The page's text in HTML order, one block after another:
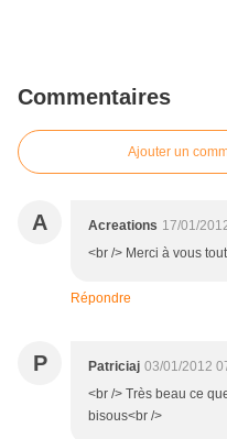
Commentaires
Ajouter un
A Acreations 17/01/
<br /> Merci à vous
Répondre
P Patriciaj 03/01/2012
<br /> Très beau ce
bisous<br />